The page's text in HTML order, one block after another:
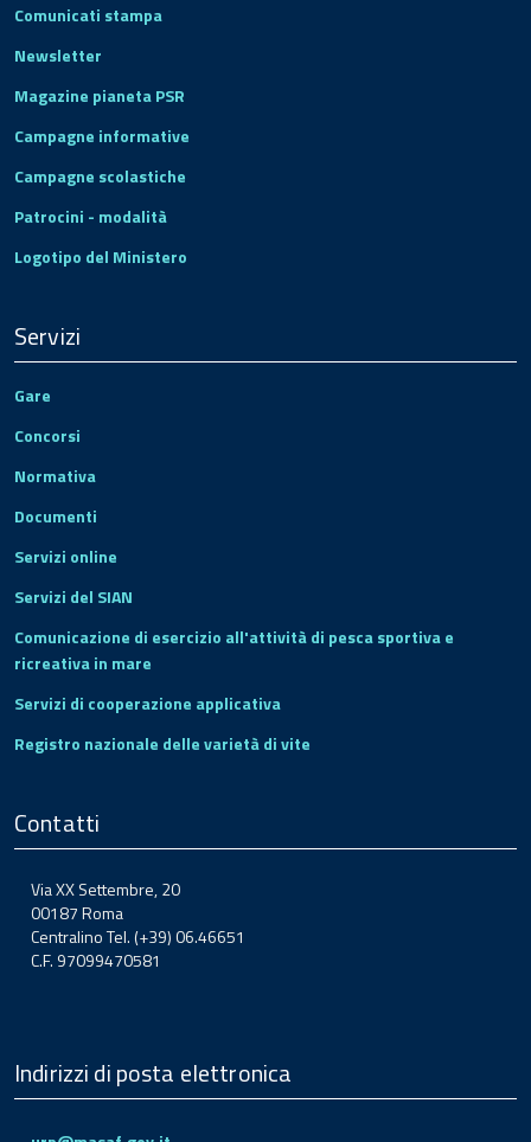
Comunicati stampa
Newsletter
Magazine pianeta PSR
Campagne informative
Campagne scolastiche
Patrocini - modalità
Logotipo del Ministero
Servizi
Gare
Concorsi
Normativa
Documenti
Servizi online
Servizi del SIAN
Comunicazione di esercizio all'attività di pesca sportiva e
ricreativa in mare
Servizi di cooperazione applicativa
Registro nazionale delle varietà di vite
Contatti
Via XX Settembre, 20
00187 Roma
Centralino Tel. (+39) 06.46651
C.F. 97099470581
Indirizzi di posta elettronica